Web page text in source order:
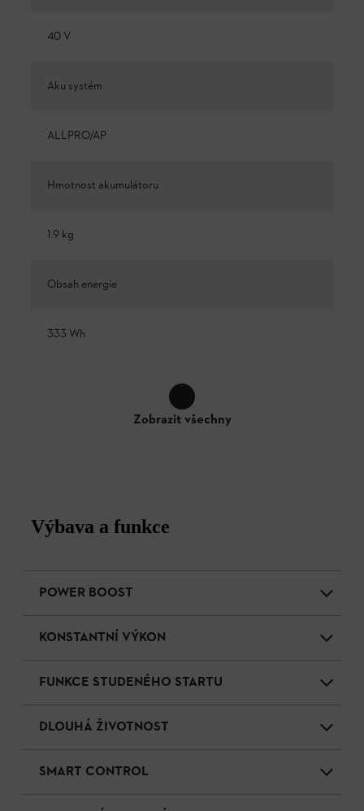
40 V
Aku systém
ALLPRO/AP
Hmotnost akumulátoru
1.9 kg
Obsah energie
333 Wh
Zobrazit všechny
Výbava a funkce
POWER BOOST
KONSTANTNÍ VÝKON
FUNKCE STUDENÉHO STARTU
DLOUHÁ ŽIVOTNOST
SMART CONTROL